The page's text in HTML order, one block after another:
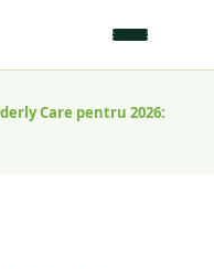
Care pentru 2026: